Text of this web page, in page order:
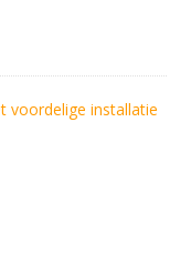
voordelige installatie